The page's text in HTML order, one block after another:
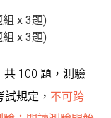
x 3題)
x 3題)
共 100 題，測驗
規定， 不可跨